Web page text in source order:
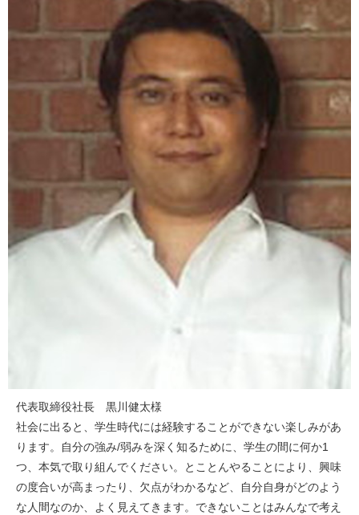
代表取締役社長 黒川健太様
社会に出ると、学生時代には経験することができない楽しみがあ
ります。自分の強み/弱みを深く知るために、学生の間に何か1
つ、本気で取り組んでください。とことんやることにより、興味
の度合いが高まったり、欠点がわかるなど、自分自身がどのよう
な人間なのか、よく見えてきます。できないことはみんなで考え